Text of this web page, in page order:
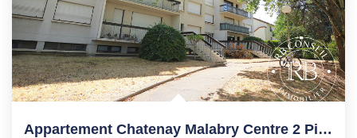
Appartement Chatenay Malabry Centre 2 Pièce(s) Dernier...